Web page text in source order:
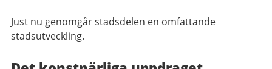
Just nu genomgår stadsdelen en omfattande
stadsutveckling.